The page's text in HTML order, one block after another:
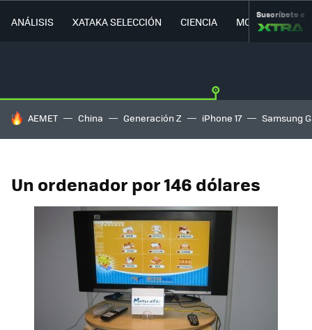
ANÁLISIS XATAKA SELECCIÓN CIENCIA MOVILIDAD
Suscríbete a
HOY SE HABLA DE
AEMET China Generación Z iPhone 17 Samsung
Un ordenador por 146 dólares